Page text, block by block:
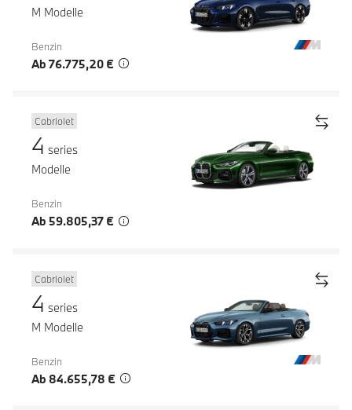
M Modelle
Benzin
Ab 76.775,20 €
Cabriolet
4 series
Modelle
Benzin
Ab 59.805,37 €
Cabriolet
4 series
M Modelle
Benzin
Ab 84.655,78 €